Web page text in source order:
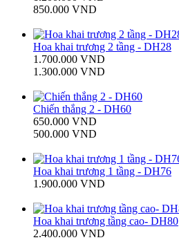
850.000 VND
Hoa khai trương 2 tầng - DH28
1.700.000 VND
1.300.000 VND
Chiến thắng 2 - DH60
650.000 VND
500.000 VND
Hoa khai trương 1 tầng - DH76
1.900.000 VND
Hoa khai trương tầng cao- DH80
2.400.000 VND